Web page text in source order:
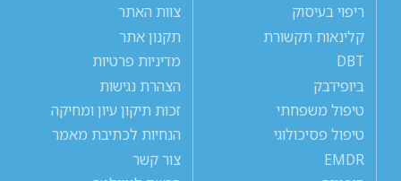
ריפוי בעיסוק
קלינאות תקשורת
DBT
ביופידבק
טיפול משפחתי
טיפול פסיכולוגי
EMDR
צוות האתר
תקנון אתר
מדיניות פרטיות
הצהרת נגישות
זכות תיקון עיון ומחיקה
הנחיות לכתיבת מאמר
צור קשר